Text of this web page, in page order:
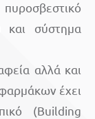
και σύστημα
αλλά και
έχει
(Building